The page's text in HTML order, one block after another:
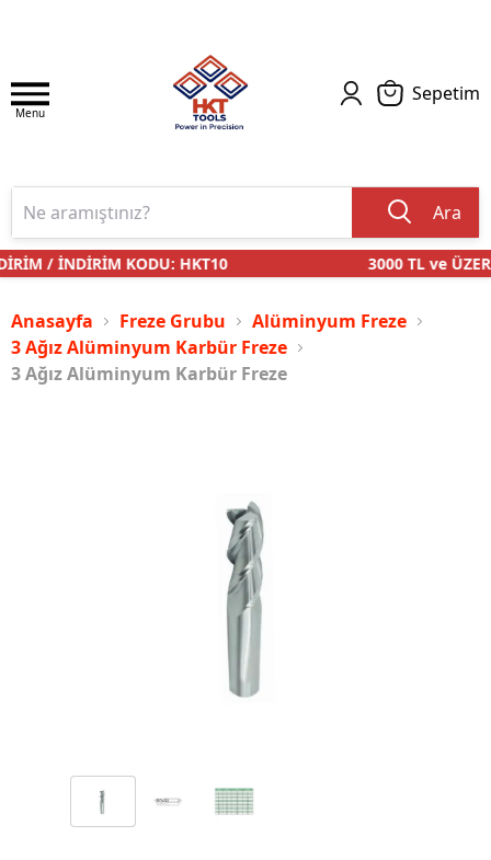
Menu
Sepetim
Ara
/ İNDİRİM KODU: HKT10 3000 TL ve
Anasayfa Freze Grubu
Alüminyum Freze
3 Ağız Alüminyum Karbür Freze
3 Ağız Alüminyum Karbür Freze